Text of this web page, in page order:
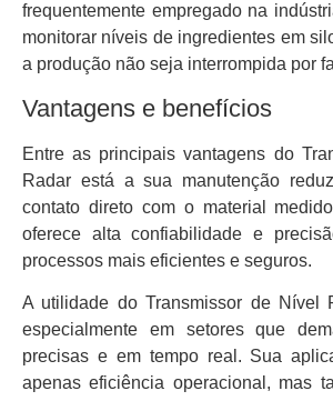
frequentemente empregado na
monitorar níveis de ingredientes em
a produção não seja interrompida por
Vantagens e benefícios
Entre as principais vantagens do
Radar está a sua manutenção
contato direto com o material
oferece alta confiabilidade e
processos mais eficientes e seguros.
A utilidade do Transmissor de Nível
especialmente em setores que
precisas e em tempo real. Sua
apenas eficiência operacional, mas